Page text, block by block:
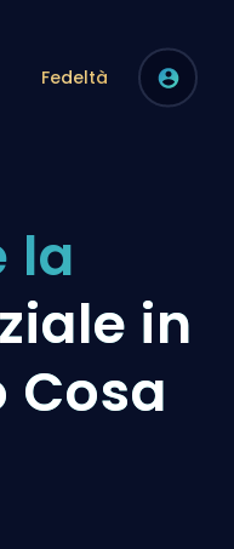
Fedeltà
la
in
Cosa